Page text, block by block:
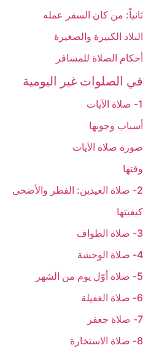
ثانياً: من كان السفر عمله
البلاد الكبيرة والصغيرة
أحكام الصلاة للمسافر
في الصلوات غير اليومية
1- صلاة الآيات‏
أسباب وجوبها
صورة صلاة الآيات
وقتها
2- صلاة العيدين: الفطر والأضحى‏
كيفيتها
3- صلاة الطواف‏
4- صلاة الوحشة
5- صلاة أوّل يوم من الشهر
6- صلاة الغفيلة
7- صلاة جعفر
8- صلاة الاستخارة